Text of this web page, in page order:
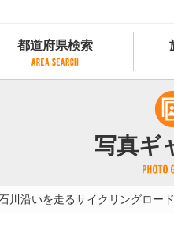
都道府県検索
別サイクリング情報
記事一覧
カテ
タグか
写真ギ
川沿いを走るサイクリングロード